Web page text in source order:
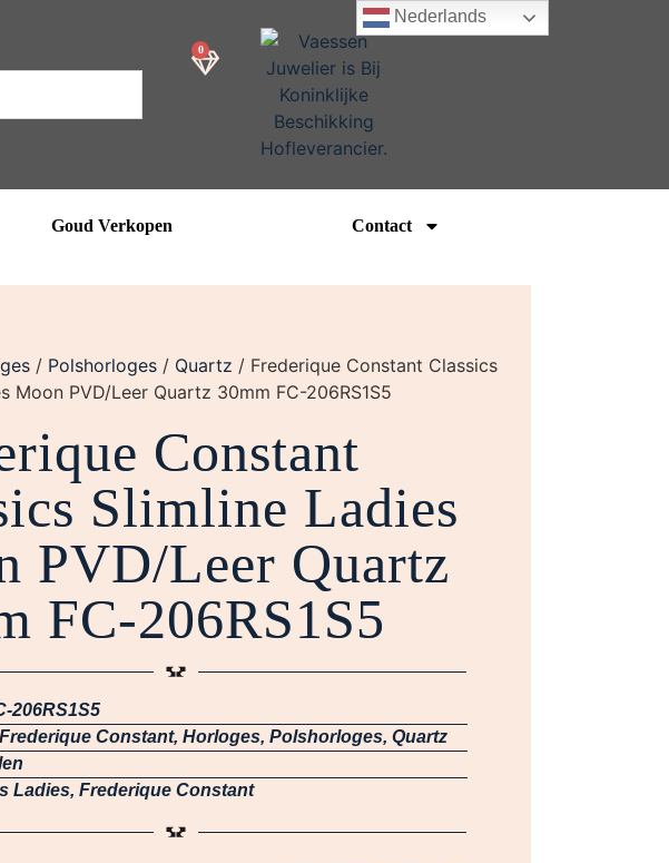
0
Goud Verkopen Contact
/ Polshorloges / Quartz / Frederique Constant Classics
Moon PVD/Leer Quartz 30mm FC-206RS1S5
Constant
Slimline Ladies
PVD/Leer Quartz
FC-206RS1S5
206RS1S5
Frederique Constant, Horloges, Polshorloges, Quartz
Ladies, Frederique Constant
Nederlands